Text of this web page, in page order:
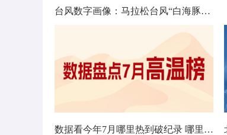
台风数字画像：马拉松台风“白海豚”将影响十余省份
数据看今年7月哪里热到破纪录 哪里暑热连轴转